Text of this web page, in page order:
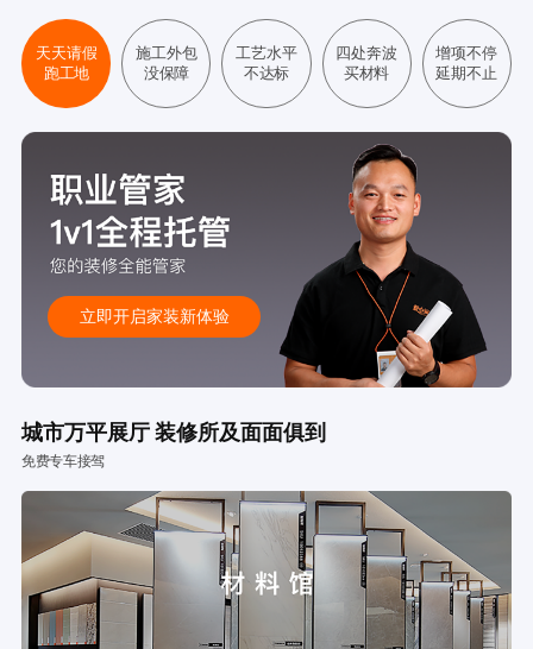
天天请假
跑工地
施工外包
没保障
工艺水平
不达标
四处奔波
买材料
增项不停
延期不止
立即开启家装新体验
城市万平展厅 装修所及面面俱到
免费专车接驾